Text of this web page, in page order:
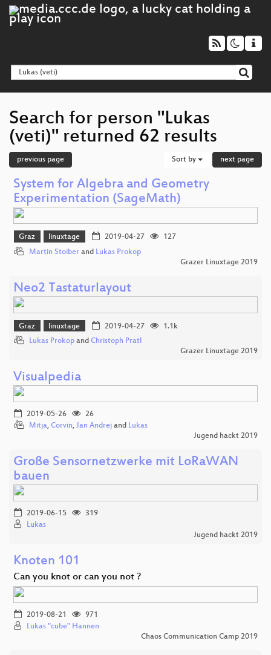
Search for person "Lukas
(veti)" returned 62 results
previous page Sort by next page
System for Algebra and Geometry
Experimentation (SageMath)
Graz linuxtage 2019-04-27
127
Martin Stoiber and Lukas Prokop
Grazer Linuxtage 2019
Neo2 Tastaturlayout
Graz linuxtage 2019-04-27
1.1k
Lukas Prokop and Christoph Pratl
Grazer Linuxtage 2019
Visualpedia
2019-05-26
26
Mitja, Corvin, Jan Andrej and Lukas
Jugend hackt 2019
Große Sensornetzwerke mit LoRaWAN
bauen
2019-06-15
319
Lukas
Jugend hackt 2019
Knoten 101
Can you knot or can you not ?
2019-08-21
971
Lukas "cube" Hannen
Chaos Communication Camp 2019